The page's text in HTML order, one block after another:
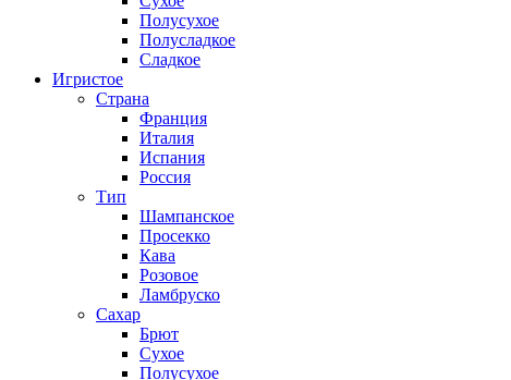
Полусухое
Полусладкое
Сладкое
Игристое
Страна
Франция
Италия
Испания
Россия
Тип
Шампанское
Просекко
Кава
Розовое
Ламбруско
Сахар
Брют
Сухое
Полусухое